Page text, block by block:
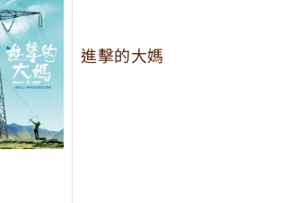
進擊的大媽